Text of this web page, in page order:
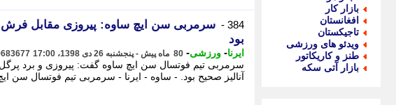
بازار کار
افغانستان
تاجیکستان
ویدئو های ورزشی
طنز و کاریکاتور
بازار آتی سکه
384 -
سرمربی سن ایچ ساوه: پیروزی مقابل
بود
ایرنا- ورزشی- 80 ماه پیش - پنجشنبه 26 دی 1398، 17:00
سرمربی تیم فوتسال سن ایچ ساوه گفت: پیروزی و برد
آنالیز صحیح بود. - ساوه - ایرنا - سرمربی تیم فوتسال سن